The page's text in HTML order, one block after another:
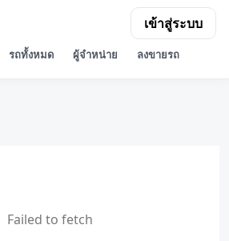
รถทั้งหมด ผู้จำหน่าย ลงขายรถ
เข้าสู่ระบบ
Failed to fetch